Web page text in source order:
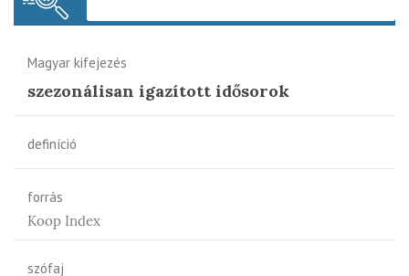
Magyar kifejezés
szezonálisan igazított idősorok
definíció
forrás
Koop Index
szófaj